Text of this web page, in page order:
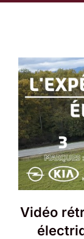
Vidéo